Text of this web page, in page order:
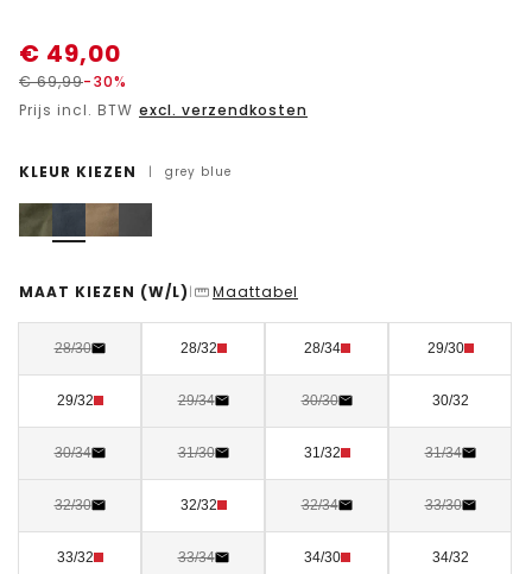
€ 49,00
€69,99-30%
Prijs incl. BTW excl. verzendkosten
KLEUR KIEZEN | grey blue
MAAT KIEZEN (W/L) | Maattabel
28/30 28/32 28/34 29/30
29/32 29/34 30/30 30/32
30/34 31/30 31/32 31/34
32/30 32/32 32/34 33/30
33/32 33/34 34/30 34/32